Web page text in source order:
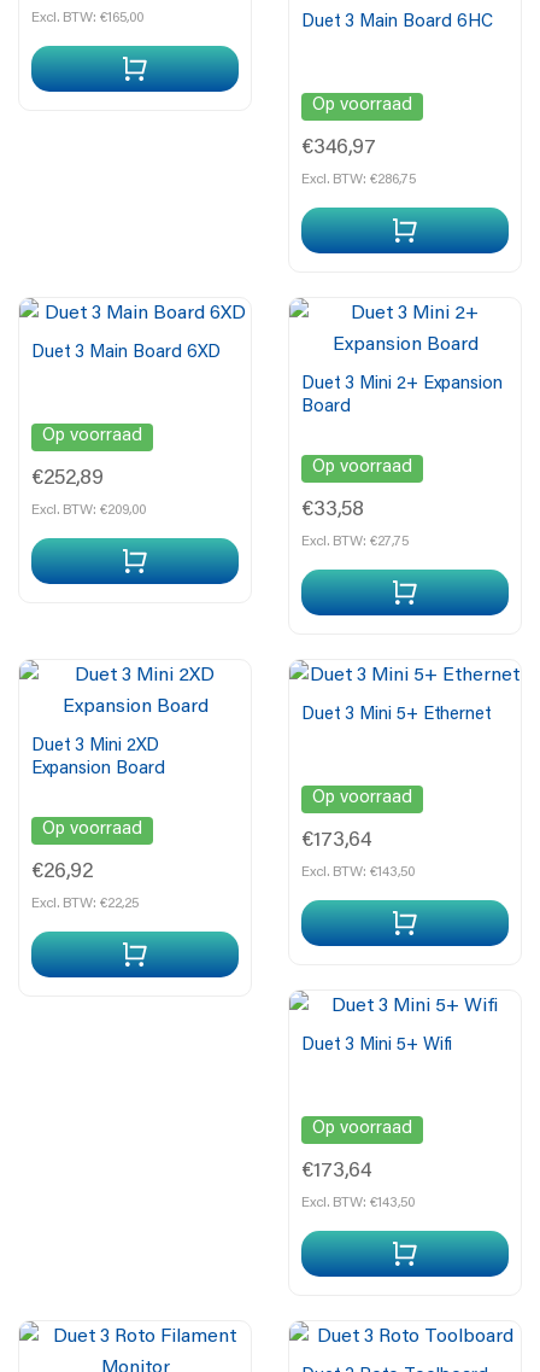
Excl. BTW: €165,00 Duet 3 Main Board 6HC
Op voorraad
€346,97
Excl. BTW: €286,75
Duet 3 Main Board 6XD
Op voorraad
€252,89
Excl. BTW: €209,00
Duet 3 Mini 2+ Expansion
Board
Op voorraad
€33,58
Excl. BTW: €27,75
Duet 3 Mini 2XD
Expansion Board
Op voorraad
€26,92
Excl. BTW: €22,25
Duet 3 Mini 5+ Ethernet
Op voorraad
€173,64
Excl. BTW: €143,50
Duet 3 Mini 5+ Wifi
Op voorraad
€173,64
Excl. BTW: €143,50